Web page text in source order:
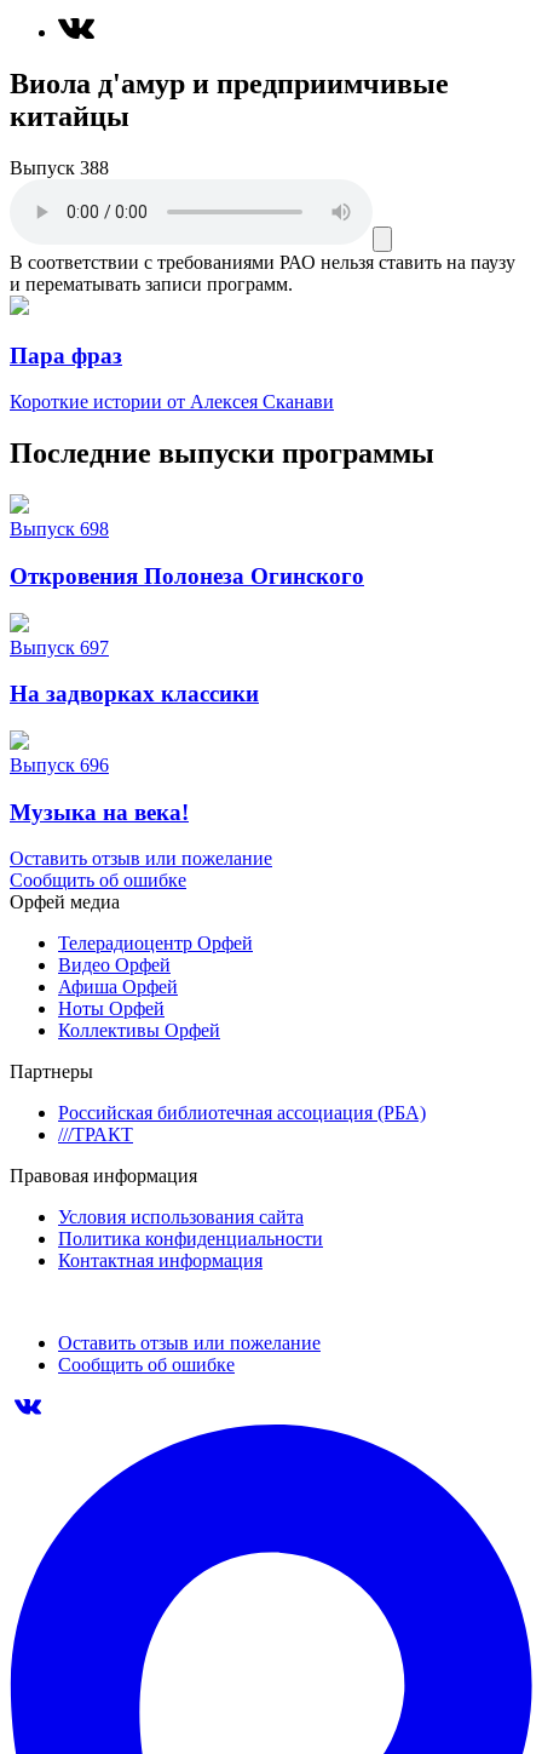
Виола д'амур и предприимчивые
китайцы
Выпуск 388
В соответствии с требованиями РАО нельзя ставить на паузу
и перематывать записи программ.
Пара фраз
Короткие истории от Алексея Сканави
Последние выпуски программы
Выпуск 698
Откровения Полонеза Огинского
Выпуск 697
На задворках классики
Выпуск 696
Музыка на века!
Оставить отзыв или пожелание
Сообщить об ошибке
Орфей медиа
Телерадиоцентр Орфей
Видео Орфей
Афиша Орфей
Ноты Орфей
Коллективы Орфей
Партнеры
Российская библиотечная ассоциация (РБА)
///ТРАКТ
Правовая информация
Условия использования сайта
Политика конфиденциальности
Контактная информация
Оставить отзыв или пожелание
Сообщить об ошибке